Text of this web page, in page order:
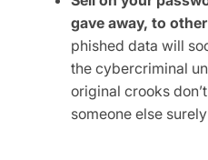
gave away, to
phished data will
the cybercriminal
original crooks
someone else